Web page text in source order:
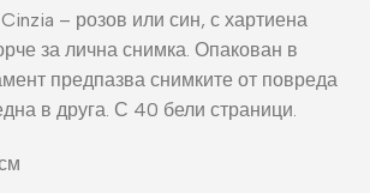
– розов или син, с хартиена
за лична снимка. Опакован в
предпазва снимките от повреда
в друга. С 40 бели страници.